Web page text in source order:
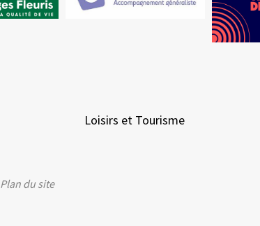
Loisirs et Tourisme
Plan du site